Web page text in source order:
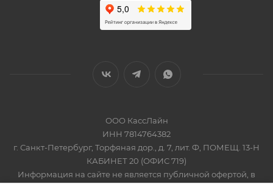
ООО КассЛайн
ИНН 7814764382
г. Санкт-Петербург, Торфяная дор., д. 7, лит. Ф, ПОМЕЩ. 13-Н
КАБИНЕТ 20 (ОФИС 719)
Информация на сайте не является публичной офертой, в